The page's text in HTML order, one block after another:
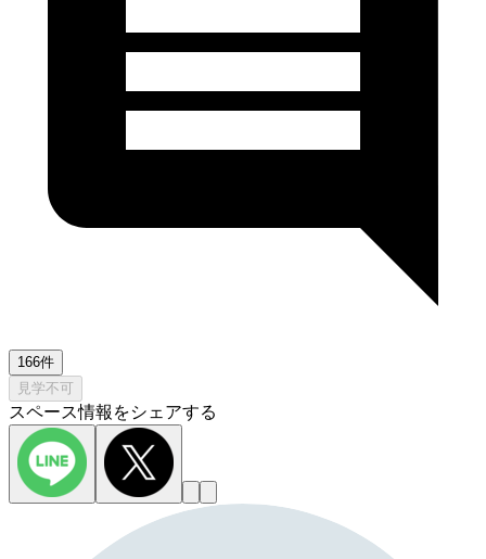
166件
見学不可
スペース情報をシェアする